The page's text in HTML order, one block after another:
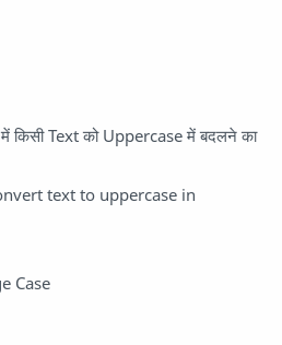
Text को Uppercase में बदलने का
text to uppercase in
Case